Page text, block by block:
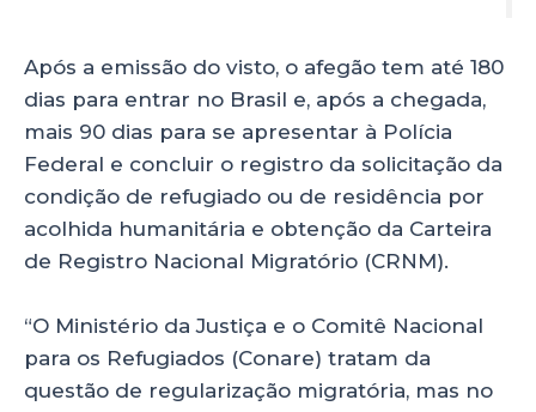
Após a emissão do visto, o afegão tem até 180
dias para entrar no Brasil e, após a chegada,
mais 90 dias para se apresentar à Polícia
Federal e concluir o registro da solicitação da
condição de refugiado ou de residência por
acolhida humanitária e obtenção da Carteira
de Registro Nacional Migratório (CRNM).
“O Ministério da Justiça e o Comitê Nacional
para os Refugiados (Conare) tratam da
questão de regularização migratória, mas no